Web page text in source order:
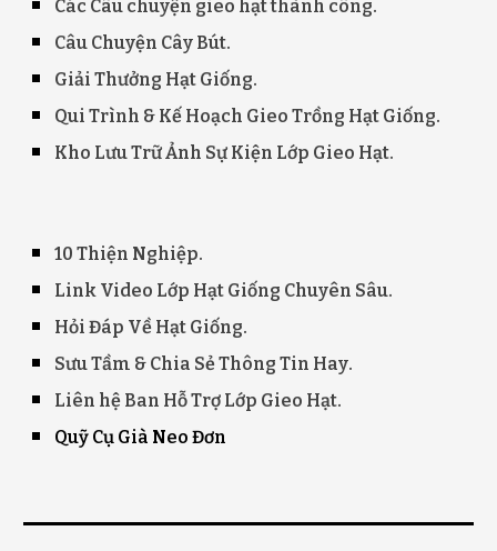
Các Câu chuyện gieo hạt thành công.
Câu Chuyện Cây Bút.
Giải Thưởng Hạt Giống.
Qui Trình & Kế Hoạch Gieo Trồng Hạt Giống.
Kho Lưu Trữ Ảnh Sự Kiện Lớp Gieo Hạt.
10 Thiện Nghiệp.
Link Video Lớp Hạt Giống Chuyên Sâu.
Hỏi Đáp Về Hạt Giống.
Sưu Tầm & Chia Sẻ Thông Tin Hay.
Liên hệ Ban Hỗ Trợ Lớp Gieo Hạt.
Quỹ Cụ Già Neo Đơn